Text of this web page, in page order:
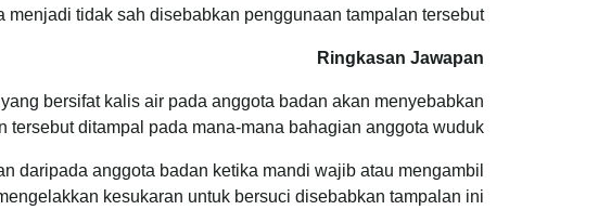
tidak sah disebabkan penggunaan tampalan tersebut?
Ringkasan Jawapan
bersifat kalis air pada anggota badan akan menyebabkan
ditampal pada mana-mana bahagian anggota wuduk.
daripada anggota badan ketika mandi wajib atau mengambil
kesukaran untuk bersuci disebabkan tampalan ini.